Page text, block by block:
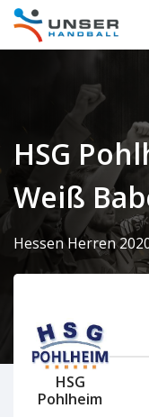
HSG
Weiß
Hessen Herren
HSG
Pohlheim